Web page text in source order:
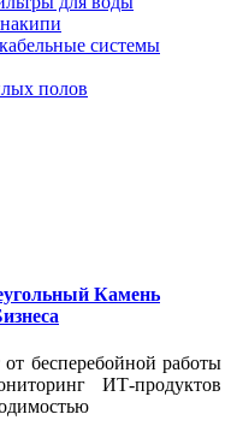
системы
полов
Камень
от бесперебойной работы
ИТ-продуктов